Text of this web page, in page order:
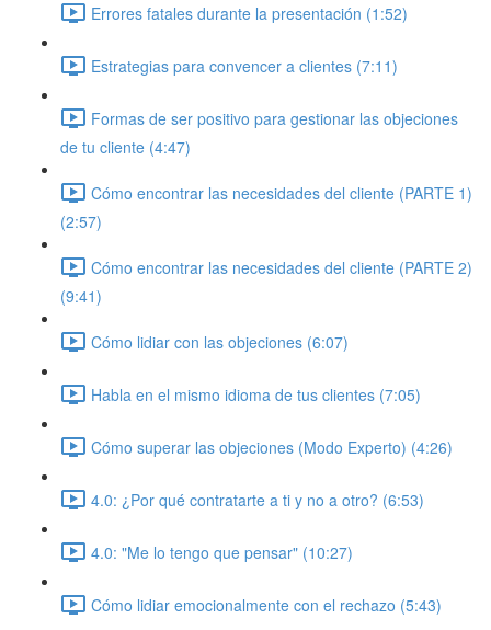
Errores fatales durante la presentación (1:52)
Estrategias para convencer a clientes (7:11)
Formas de ser positivo para gestionar las objeciones
de tu cliente (4:47)
Cómo encontrar las necesidades del cliente (PARTE 1)
(2:57)
Cómo encontrar las necesidades del cliente (PARTE 2)
(9:41)
Cómo lidiar con las objeciones (6:07)
Habla en el mismo idioma de tus clientes (7:05)
Cómo superar las objeciones (Modo Experto) (4:26)
4.0: ¿Por qué contratarte a ti y no a otro? (6:53)
4.0: "Me lo tengo que pensar" (10:27)
Cómo lidiar emocionalmente con el rechazo (5:43)